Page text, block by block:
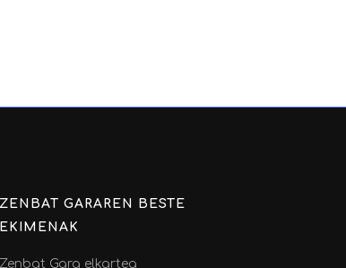
ZENBAT GARAREN BESTE
EKIMENAK
Zenbat Gara elkartea